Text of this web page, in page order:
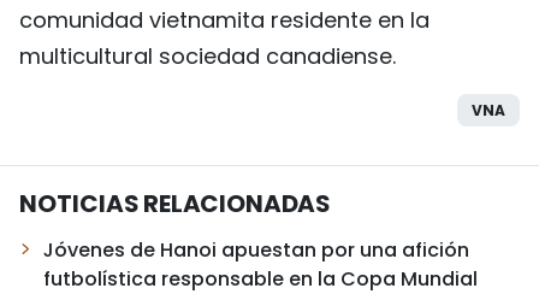
comunidad vietnamita residente en la
multicultural sociedad canadiense.
VNA
NOTICIAS RELACIONADAS
Jóvenes de Hanoi apuestan por una afición
futbolística responsable en la Copa Mundial